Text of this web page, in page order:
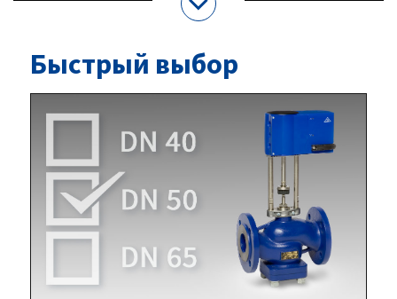
Быстрый выбор